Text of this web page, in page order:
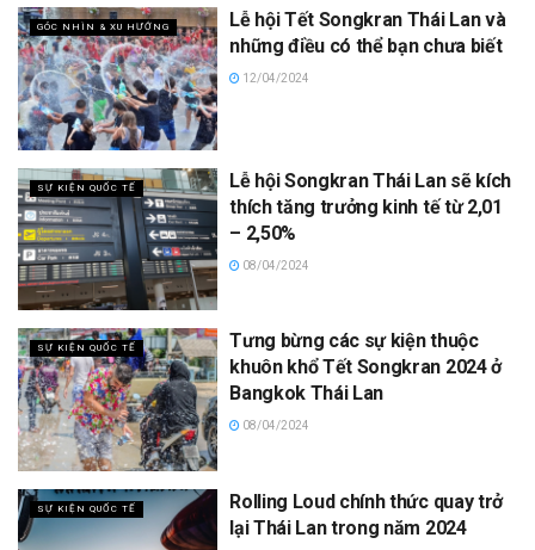
GÓC NHÌN & XU HƯỚNG
Lễ hội Tết Songkran Thái Lan và
những điều có thể bạn chưa biết
12/04/2024
SỰ KIỆN QUỐC TẾ
Lễ hội Songkran Thái Lan sẽ kích
thích tăng trưởng kinh tế từ 2,01
– 2,50%
08/04/2024
SỰ KIỆN QUỐC TẾ
Tưng bừng các sự kiện thuộc
khuôn khổ Tết Songkran 2024 ở
Bangkok Thái Lan
08/04/2024
SỰ KIỆN QUỐC TẾ
Rolling Loud chính thức quay trở
lại Thái Lan trong năm 2024